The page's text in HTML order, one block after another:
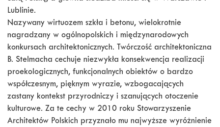
Lublinie.
Nazywany wirtuozem szkła i betonu, wielokrotnie
nagradzany w ogólnopolskich i międzynarodowych
konkursach architektonicznych. Twórczość architektoniczna
B. Stelmacha cechuje niezwykła konsekwencja realizacji
proekologicznych, funkcjonalnych obiektów o bardzo
współczesnym, pięknym wyrazie, wzbogacających
zastany kontekst przyrodniczy i szanujących otoczenie
kulturowe. Za te cechy w 2010 roku Stowarzyszenie
Architektów Polskich przyznało mu najwyższe wyróżnienie